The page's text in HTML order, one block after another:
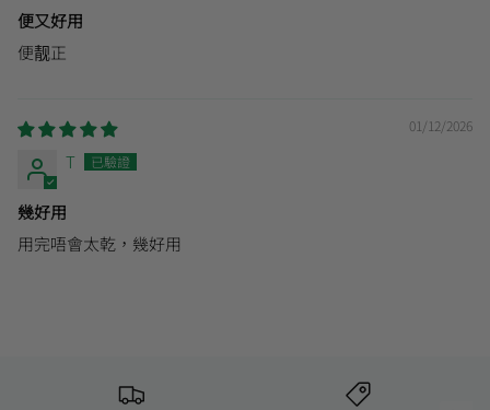
便又好用
便靓正
01/12/2026
T
幾好用
用完唔會太乾，幾好用